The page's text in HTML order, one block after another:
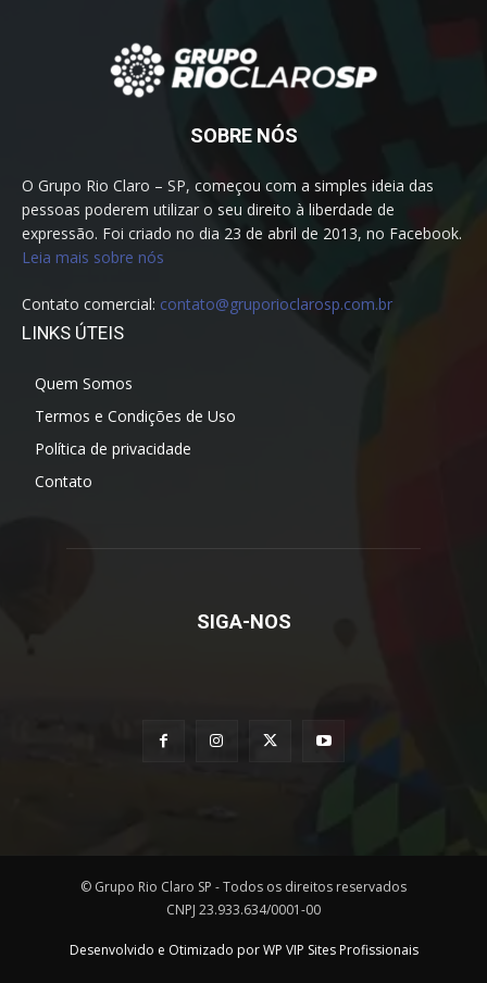
SOBRE NÓS
O Grupo Rio Claro – SP, começou com a simples ideia das
pessoas poderem utilizar o seu direito à liberdade de
expressão. Foi criado no dia 23 de abril de 2013, no Facebook.
Leia mais sobre nós
Contato comercial: contato@gruporioclarosp.com.br
LINKS ÚTEIS
Quem Somos
Termos e Condições de Uso
Política de privacidade
Contato
SIGA-NOS
© Grupo Rio Claro SP - Todos os direitos reservados
CNPJ 23.933.634/0001-00
Desenvolvido e Otimizado por WP VIP Sites Profissionais